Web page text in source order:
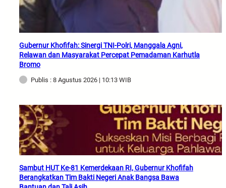
Gubernur Khofifah: Sinergi TNI-Polri, Manggala Agni,
Relawan dan Masyarakat Percepat Pemadaman Karhutla
Bromo
Publis : 8 Agustus 2026 | 10:13 WIB
Sambut HUT Ke-81 Kemerdekaan RI, Gubernur Khofifah
Berangkatkan Tim Bakti Negeri Anak Bangsa Bawa